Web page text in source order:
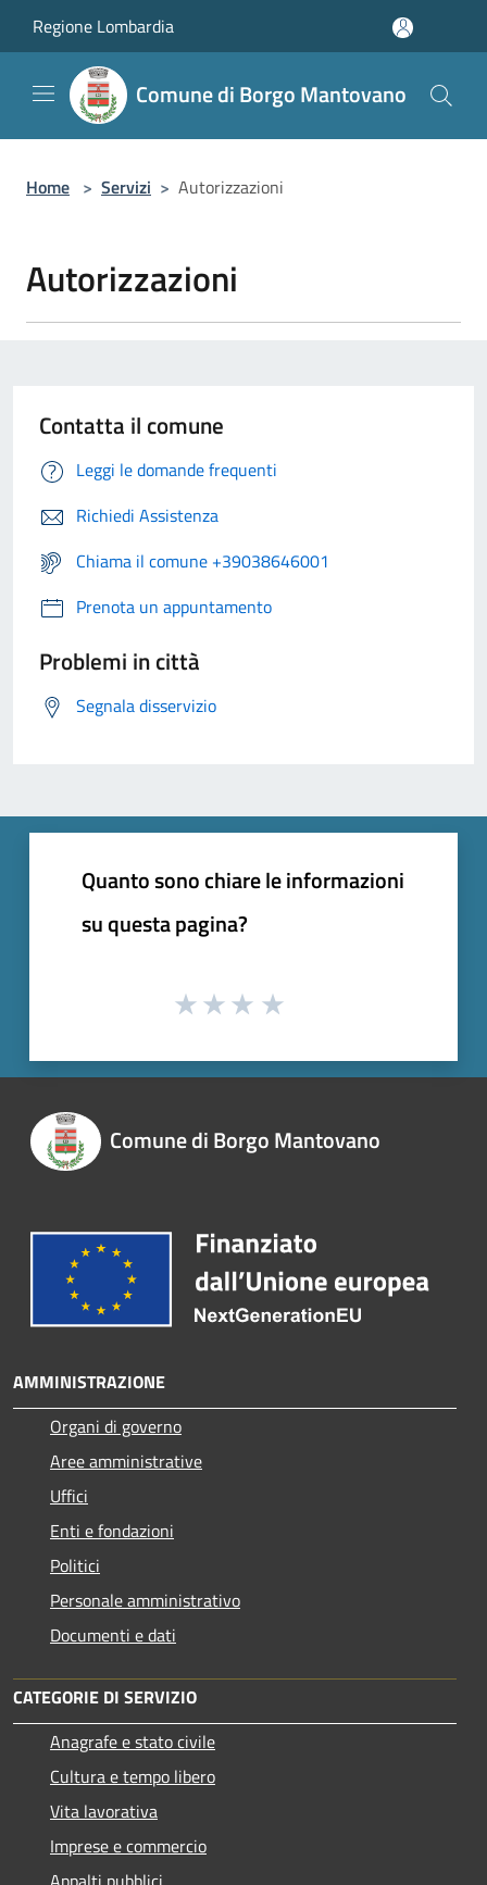
Regione Lombardia
Comune di Borgo Mantovano
Home > Servizi > Autorizzazioni
Autorizzazioni
Contatta il comune
Leggi le domande frequenti
Richiedi Assistenza
Chiama il comune +39038646001
Prenota un appuntamento
Problemi in città
Segnala disservizio
Quanto sono chiare le informazioni
su questa pagina?
Comune di Borgo Mantovano
AMMINISTRAZIONE
Organi di governo
Aree amministrative
Uffici
Enti e fondazioni
Politici
Personale amministrativo
Documenti e dati
CATEGORIE DI SERVIZIO
Anagrafe e stato civile
Cultura e tempo libero
Vita lavorativa
Imprese e commercio